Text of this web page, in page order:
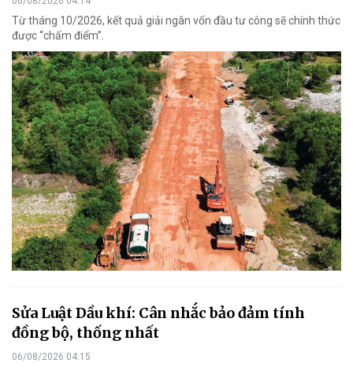
Từ tháng 10/2026, kết quả giải ngân vốn đầu tư công sẽ chính thức
được “chấm điểm”.
Sửa Luật Dầu khí: Cân nhắc bảo đảm tính
đồng bộ, thống nhất
06/08/2026 04:15